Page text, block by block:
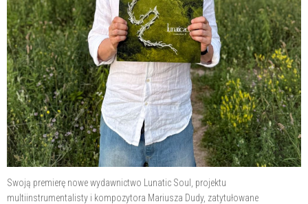
Swoją premierę nowe wydawnictwo Lunatic Soul, projektu
multiinstrumentalisty i kompozytora Mariusza Dudy, zatytułowane